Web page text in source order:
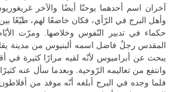
آخران اسم أحدهما يوحنّا أيضًا والآخر
وأهل البرج في الرّأي، فكان خاضعًا لهم، طيّعًا بين
حكماء في تدبير النّفوس وخلاصها. ومرّت
المقدس رجلٌ فاضل اسمه ألبنيوس من مدينة
يبحث عن أبراميوس لأنّه لقيه مرارًا كثيرة في
وانتفع من تعاليمه الرّوحية. وبعدما سأل عنه
فلما وجده في البرج أبلغه أنّه موفد من